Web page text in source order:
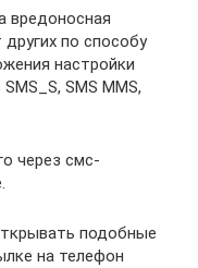
вредоносная
по способу
настройки
SMS MMS,
через смс-
подобные
на телефон